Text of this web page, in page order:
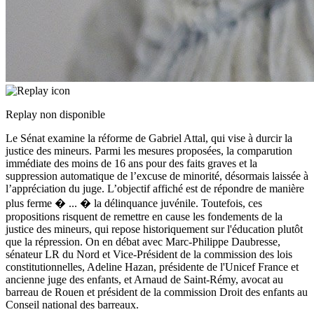
Replay non disponible
Le Sénat examine la réforme de Gabriel Attal, qui vise à durcir la
justice des mineurs. Parmi les mesures proposées, la comparution
immédiate des moins de 16 ans pour des faits graves et la
suppression automatique de l’excuse de minorité, désormais laissée à
l’appréciation du juge. L’objectif affiché est de répondre de manière
plus ferme � ... � la délinquance juvénile. Toutefois, ces
propositions risquent de remettre en cause les fondements de la
justice des mineurs, qui repose historiquement sur l'éducation plutôt
que la répression. On en débat avec Marc-Philippe Daubresse,
sénateur LR du Nord et Vice-Président de la commission des lois
constitutionnelles, Adeline Hazan, présidente de l'Unicef France et
ancienne juge des enfants, et Arnaud de Saint-Rémy, avocat au
barreau de Rouen et président de la commission Droit des enfants au
Conseil national des barreaux.